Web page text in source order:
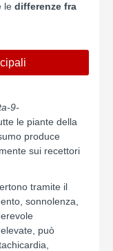
le differenze fra
9-
le piante della
produce
sui recettori
tramite il
sonnolenza,
può